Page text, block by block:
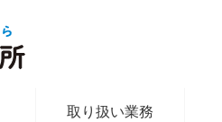
取り扱い業務